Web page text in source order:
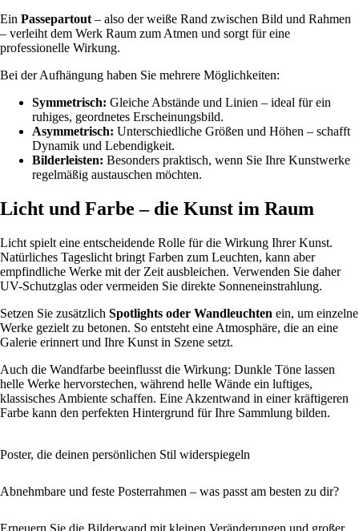
Ein Passepartout – also der weiße Rand zwischen Bild und Rahmen
– verleiht dem Werk Raum zum Atmen und sorgt für eine
professionelle Wirkung.
Bei der Aufhängung haben Sie mehrere Möglichkeiten:
Symmetrisch: Gleiche Abstände und Linien – ideal für ein
ruhiges, geordnetes Erscheinungsbild.
Asymmetrisch: Unterschiedliche Größen und Höhen – schafft
Dynamik und Lebendigkeit.
Bilderleisten: Besonders praktisch, wenn Sie Ihre Kunstwerke
regelmäßig austauschen möchten.
Licht und Farbe – die Kunst im Raum
Licht spielt eine entscheidende Rolle für die Wirkung Ihrer Kunst.
Natürliches Tageslicht bringt Farben zum Leuchten, kann aber
empfindliche Werke mit der Zeit ausbleichen. Verwenden Sie daher
UV-Schutzglas oder vermeiden Sie direkte Sonneneinstrahlung.
Setzen Sie zusätzlich Spotlights oder Wandleuchten ein, um einzelne
Werke gezielt zu betonen. So entsteht eine Atmosphäre, die an eine
Galerie erinnert und Ihre Kunst in Szene setzt.
Auch die Wandfarbe beeinflusst die Wirkung: Dunkle Töne lassen
helle Werke hervorstechen, während helle Wände ein luftiges,
klassisches Ambiente schaffen. Eine Akzentwand in einer kräftigeren
Farbe kann den perfekten Hintergrund für Ihre Sammlung bilden.
Poster, die deinen persönlichen Stil widerspiegeln
Abnehmbare und feste Posterrahmen – was passt am besten zu dir?
Erneuern Sie die Bilderwand mit kleinen Veränderungen und großer